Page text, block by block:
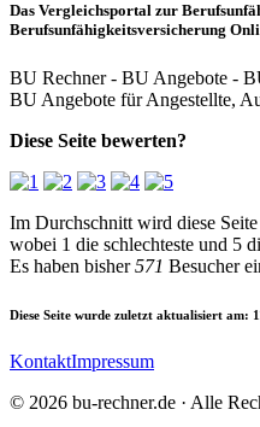
Das Vergleichsportal zur
Berufsunfähigkeitsversicherung
BU Rechner - BU Angebote -
BU Angebote für Angestellte,
Diese Seite bewerten?
Im Durchschnitt wird diese
wobei 1 die schlechteste und 5
Es haben bisher571 Besucher
Diese Seite wurde zuletzt aktualisiert am:
KontaktImpressum
© 2026 bu-rechner.de · Alle